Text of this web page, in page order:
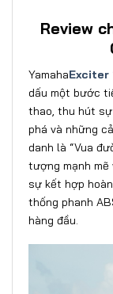
Review
YamahaExciter
dấu một bước
thao, thu hút
phá và những
danh là “Vua
tượng mạnh mẽ
sự kết hợp
thống phanh
hàng đầu.